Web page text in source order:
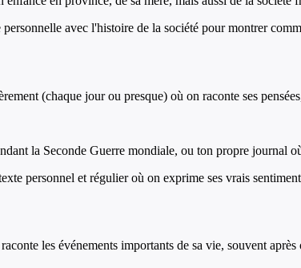
avec l'histoire de la société pour montrer
(chaque jour ou presque) où on raconte ses
la Seconde Guerre mondiale, ou ton propre journal
personnel et régulier où on exprime ses vrais
les événements importants de sa vie, souvent